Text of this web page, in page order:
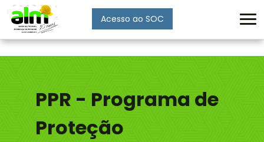
Acesso ao SOC
PPR - Programa de
Proteção
Enviar